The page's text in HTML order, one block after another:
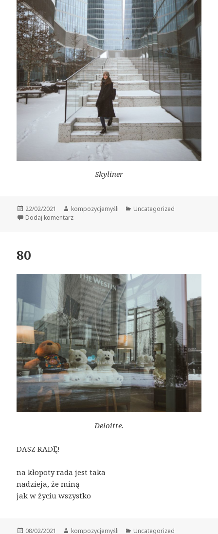
Skyliner
Data
publikacji
22/02/2021 Autor
kompozycjemyśli Kategorie
Uncategorized
Dodaj komentarzdo 81
80
Deloitte.
DASZ RADĘ!
na kłopoty rada jest taka
nadzieja, że miną
jak w życiu wszystko
Data
08/02/2021 Autor
kompozycjemyśli Kategorie
Uncategorized